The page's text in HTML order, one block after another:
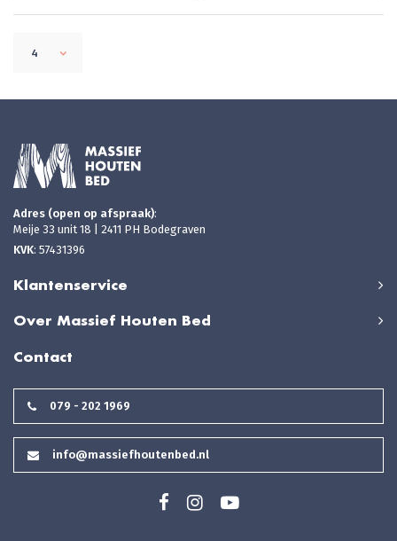
4
Adres (open op afspraak):
Meije 33 unit 18 | 2411 PH Bodegraven
KVK: 57431396
Klantenservice
Over Massief Houten Bed
Contact
079 - 202 1969
info@massiefhoutenbed.nl